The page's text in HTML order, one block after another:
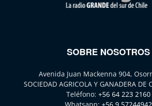
SOBRE NOSOTROS
Avenida Juan Mackenna 904,
SOCIEDAD AGRICOLA Y GANADERA DE
Teléfono: +56 64 223 2160